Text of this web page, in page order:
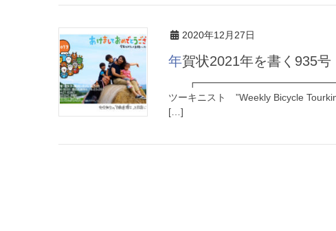
2020年12月27日
年賀状2021年を書く935号
ツーキニスト ”Weekly
[…]